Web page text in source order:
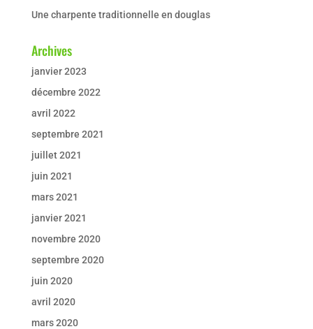
Une charpente traditionnelle en douglas
Archives
janvier 2023
décembre 2022
avril 2022
septembre 2021
juillet 2021
juin 2021
mars 2021
janvier 2021
novembre 2020
septembre 2020
juin 2020
avril 2020
mars 2020